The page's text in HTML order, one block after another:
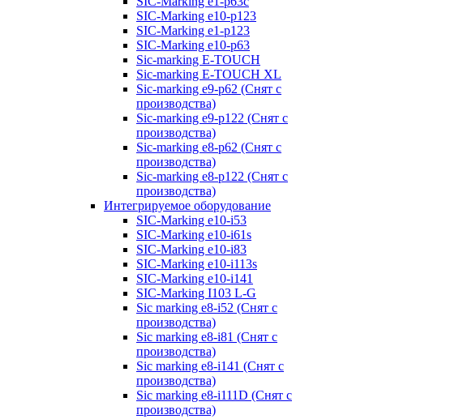
SIC-Marking e10-p123
SIC-Marking e1-p123
SIC-Marking e10-p63
Sic-marking E-TOUCH
Sic-marking E-TOUCH XL
Sic-marking e9-p62 (Снят с
производства)
Sic-marking e9-p122 (Снят с
производства)
Sic-marking e8-p62 (Снят с
производства)
Sic-marking e8-p122 (Снят с
производства)
Интегрируемое оборудование
SIC-Marking e10-i53
SIC-Marking e10-i61s
SIC-Marking e10-i83
SIC-Marking e10-i113s
SIC-Marking e10-i141
SIC-Marking I103 L-G
Sic marking e8-i52 (Снят с
производства)
Sic marking e8-i81 (Снят с
производства)
Sic marking e8-i141 (Снят с
производства)
Sic marking e8-i111D (Снят с
производства)